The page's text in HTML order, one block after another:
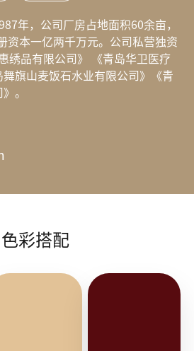
年，公司厂房占地面积60余亩，
资本一亿两千万元。公司私营独资
绣品有限公司》 《青岛华卫医疗
旗山麦饭石水业有限公司》《青
。
色彩搭配